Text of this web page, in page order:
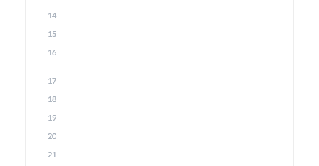
14
15
16
17
18
19
20
21